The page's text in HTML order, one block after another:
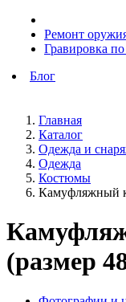
Ремонт
Гравировка
Блог
Главная
Каталог
Одежда и
Одежда
Костюмы
Камуфляжный
(размер